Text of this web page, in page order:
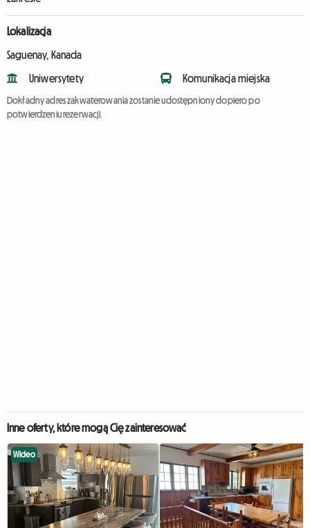
Lokalizacja
Saguenay, Kanada
Uniwersytety Komunikacja miejska
Dokładny adres zakwaterowania zostanie udostępniony dopiero po
potwierdzeniu rezerwacji.
Inne oferty, które mogą Cię zainteresować
Wideo